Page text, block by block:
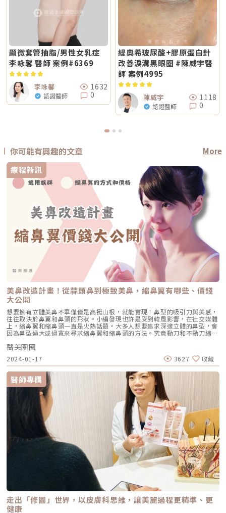
顯微套管抽脂/男性女乳症
李咏馨 醫師 案例#6369
李咏馨
認證醫師
1632
0
緹奧希玻尿酸+膠原蛋白針
改善淚溝黑眼圈 #陳威宇醫
師 案例4995
陳威宇
認證醫師
1118
0
你可能有興趣的文章
More
療程新訊
美鼻改造計畫！從蒜頭鼻到極致美鼻，縮鼻翼有哪些、價錢
大公開
想要擁有立體美鼻不單僅僅是高挺山根，就能實現！鼻型的吸引力與美感，
往往取決於鼻翼和鼻頭的形狀。小編發現也許是受到韓風影響，在社交媒體
上，縮鼻翼和縮鼻頭一直是火熱話題。大多人想要追求深邃立體的鼻型，會
因為鼻型過大或過寬來尋求縮鼻翼和縮鼻頭的方法。究竟動刀和不動刀縮鼻
翼有哪些方式？價格又是多少呢？以及適合族群？就讓小編來解析這些疑
問。關於縮鼻翼，適合哪些族群？現代人越來越多尋求更精緻小巧的鼻翼，
期盼利用縮鼻翼手術來實現理想中的鼻型。縮鼻翼手術主要適合的族群，包
括鼻翼太寬、鼻翼太厚、下垂和鼻翼後縮等。一般來說，醫師會綜合考量到
整體鼻型，而不是僅專注於處理鼻翼問題。•鼻翼太寬：自臉部正面整體
看，鼻翼寬度超過了雙眼的距離。利用縮鼻翼手術去除部分皮膚，改善鼻
翼，讓整體鼻型呈現更為協調。•鼻翼太厚：如果鼻翼構造太厚，會造成鼻
子在臉部比例中佔據過多。透過進行縮鼻翼手術，能讓鼻型呈現更細緻的效
果。•鼻翼後縮：這種情況的鼻型會使鼻孔看起來寬大。若進行縮鼻翼手
術，能有效改善鼻孔過於外露的問題，使整體鼻型呈現更自然。•鼻翼下
垂：這種類型的鼻翼，整體外觀就像是朝天鼻。進行手術能提高鼻翼，會使
整體臉部線條更為協調。3種不動刀縮鼻翼的方式和價格•肉毒桿菌針對特
定類型，例如鼻翼寬大族群較為明顯。主要在施打肉毒於鼻翼兩側，能能夠
引起肌肉萎縮，有效縮小鼻孔並調整外擴的問題。若鼻翼寬大者根本原因並
非肌肉問題，而僅是單純鼻翼寬大，那麼改善方式則不太適用肉毒。•玻尿
酸玻尿酸具有縮小鼻翼的表現。主要是因為玻尿酸能撐開人體組織，在鼻
頭、鼻柱施打，提升這些區域的體積，有效地拉伸鼻翼。使整體外觀上達到
縮小鼻翼、鼻孔，進一步調整鼻孔外露的情況。若使用分子較軟的玻尿酸，
一旦時間久了可能會導致外擴的情況，使鼻型看起來越來越寬。因此，玻尿
酸的質地是最關鍵的因素。•埋線主要是植入能被人體自行吸收的線材，將
扁塌的鼻部往前拉伸，來實現縮小鼻翼。不過，相較於假體植入，埋線的調
整有限，也不適用於鼻部皮膚較薄或鼻樑較扁塌的族群。 療程名稱 肉毒 玻
尿酸 埋線 效果 效果不佳 效果有限 效果有限 適用族群 肌肉型的鼻翼且鼻翼
太厚 鼻翼太寬 鼻翼太寬 鼻翼有後縮 鼻翼太厚 缺點 適用族群有限 適用族群
有限 適用族群有限 鼻翼易出現 越來越寬 價格 1千至2千 1.5萬至2萬 2萬至
醫美圈圈
2024-01-17 3627 收藏
醫師專欄
走出「修圖」世界，以皮膚科思維，讓美麗過程更精準、更
健康